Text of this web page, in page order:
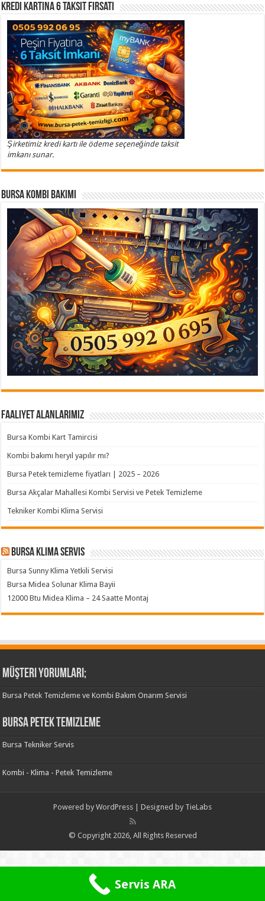
Kredi Kartına 6 Taksit Fırsatı
Şirketimiz kredi kartı ile ödeme seçeneğinde taksit
imkanı sunar.
Bursa Kombi Bakımı
Faaliyet Alanlarımız
Bursa Kombi Kart Tamircisi
Kombi bakımı heryıl yapılır mı?
Bursa Petek temizleme fiyatları | 2025 – 2026
Bursa Akçalar Mahallesi Kombi Servisi ve Petek Temizleme
Tekniker Kombi Klima Servisi
Bursa klima servis
Bursa Sunny Klima Yetkili Servisi
Bursa Midea Solunar Klima Bayii
12000 Btu Midea Klima – 24 Saatte Montaj
Müşteri Yorumları;
Bursa Petek Temizleme ve Kombi Bakım Onarım Servisi
Bursa Petek Temizleme
Bursa Tekniker Servis
Kombi - Klima - Petek Temizleme
Powered by WordPress | Designed by TieLabs
© Copyright 2026, All Rights Reserved
Servis ARA